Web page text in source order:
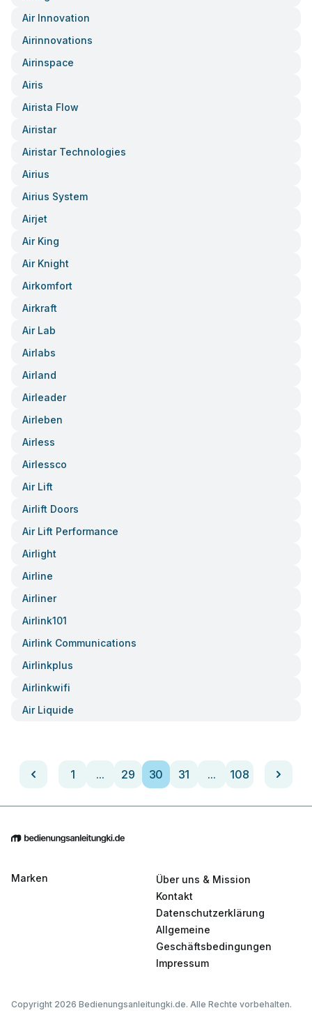
Air Innovation
Airinnovations
Airinspace
Airis
Airista Flow
Airistar
Airistar Technologies
Airius
Airius System
Airjet
Air King
Air Knight
Airkomfort
Airkraft
Air Lab
Airlabs
Airland
Airleader
Airleben
Airless
Airlessco
Air Lift
Airlift Doors
Air Lift Performance
Airlight
Airline
Airliner
Airlink101
Airlink Communications
Airlinkplus
Airlinkwifi
Air Liquide
1 ... 29 30 31 ... 108
Marken
Über uns & Mission
Kontakt
Datenschutzerklärung
Allgemeine
Geschäftsbedingungen
Impressum
Copyright 2026 Bedienungsanleitungki.de. Alle Rechte vorbehalten.